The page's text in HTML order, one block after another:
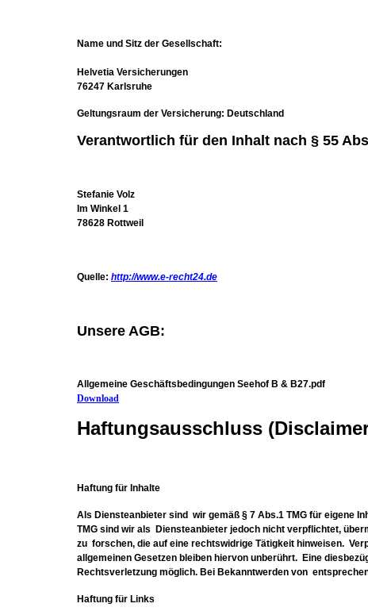
Name und Sitz der Gesellschaft:
Helvetia Versicherungen
76247 Karlsruhe
Geltungsraum der Versicherung: Deutschland
Verantwortlich für den Inhalt nach § 55
Stefanie Volz
Im Winkel 1
78628 Rottweil
Quelle: http://www.e-recht24.de
Unsere AGB:
Allgemeine Geschäftsbedingungen Seehof B & B27.pdf
Download
Haftungsausschluss
Haftung für Inhalte
Als Diensteanbieter sind wir gemäß § 7 Abs.1 TMG für eigene
TMG sind wir als Diensteanbieter jedoch nicht verpflichtet,
zu forschen, die auf eine rechtswidrige Tätigkeit hinweisen.
allgemeinen Gesetzen bleiben hiervon unberührt. Eine
Rechtsverletzung möglich. Bei Bekanntwerden von
Haftung für Links